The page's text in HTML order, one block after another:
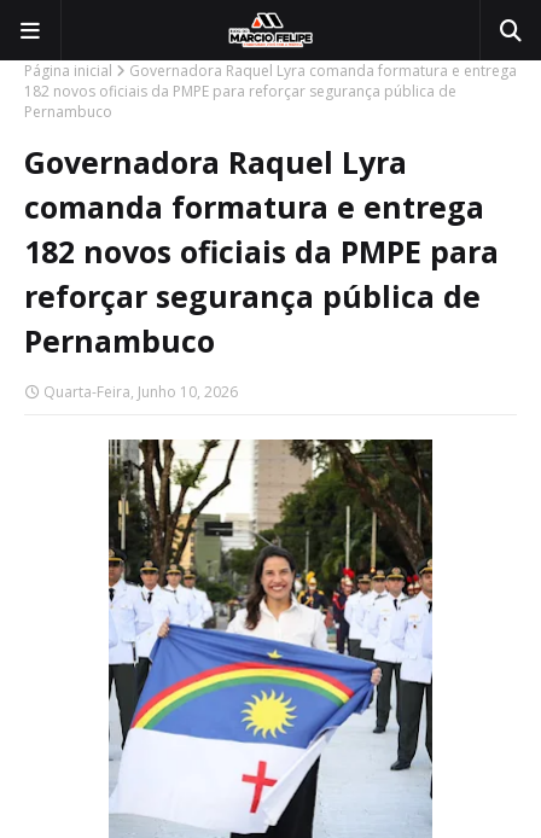
Página inicial
Governadora Raquel Lyra comanda formatura e entrega
182 novos oficiais da PMPE para reforçar segurança pública de
Pernambuco
Governadora Raquel Lyra
comanda formatura e entrega
182 novos oficiais da PMPE para
reforçar segurança pública de
Pernambuco
Quarta-Feira, Junho 10, 2026